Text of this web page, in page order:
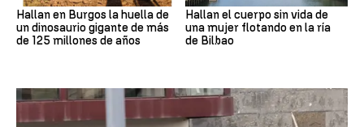
Hallan en Burgos la huella de
un dinosaurio gigante de más
de 125 millones de años
Hallan el cuerpo sin vida de
una mujer flotando en la ría
de Bilbao